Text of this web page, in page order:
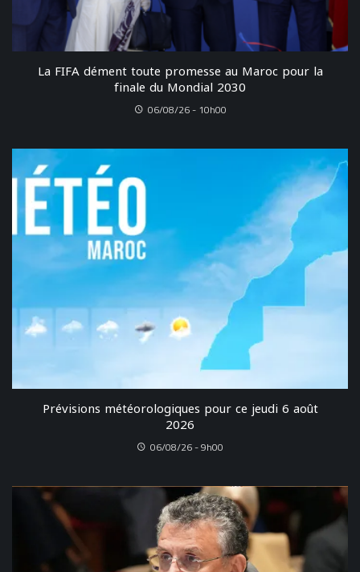
La FIFA dément toute promesse au Maroc pour la
finale du Mondial 2030
06/08/26 - 10h00
Prévisions météorologiques pour ce jeudi 6 août
2026
06/08/26 - 9h00